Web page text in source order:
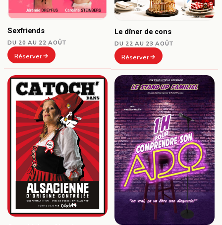
Sexfriends
DU 20 AU 22 AOÛT
Réserver
Le dîner de cons
DU 22 AU 23 AOÛT
Réserver